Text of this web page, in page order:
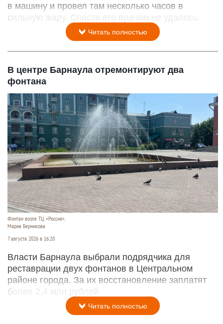
в машину и провел там несколько часов в
сильную жару. Спасти его врачам не удалось.
Читать полностью
В центре Барнаула отремонтируют два
фонтана
Фонтан возле ТЦ «Россия».
Мария Берникова
7 августа 2026 в 16:20
Власти Барнаула выбрали подрядчика для
реставрации двух фонтанов в Центральном
районе города. За их восстановление заплатят
более 2,4 млн рублей.
Читать полностью